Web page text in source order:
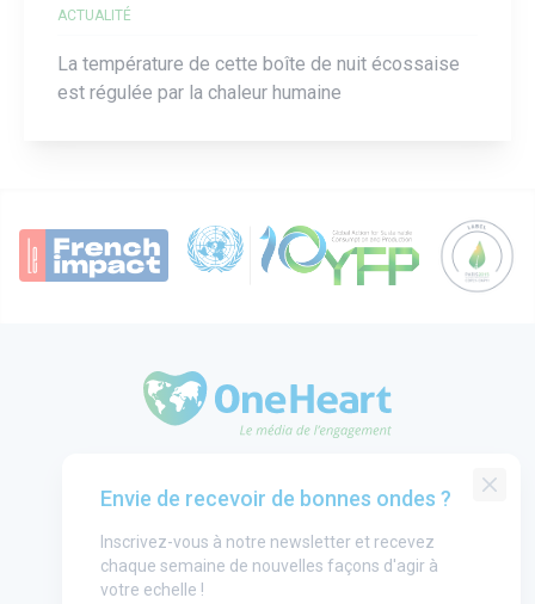
ACTUALITÉ
La température de cette boîte de nuit écossaise
est régulée par la chaleur humaine
Groupe One Heart
Annonceurs
Mentions légales
Envie de recevoir de bonnes ondes ?
Inscrivez-vous à notre newsletter et recevez
chaque semaine de nouvelles façons d'agir à
votre echelle !